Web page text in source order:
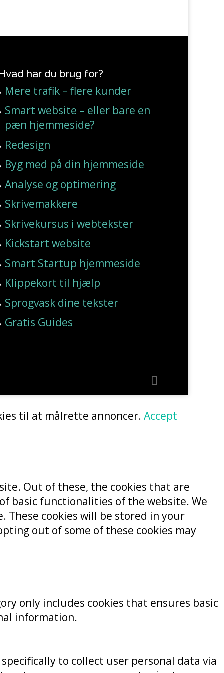
har du brug for?
Mere trafik – flere kunder
Smart website – eller bare en
pæn hjemmeside?
Redesign
Byg med på din hjemmeside
Analyse og optimering
Skrivemakkere
Skrivekursus i webtekster
Kickstart website
Smart Startup hjemmeside
Klippekort til hjælp
Sprogvask dine tekster
Gratis Guides
til at målrette annoncer. Accept
Out of these, the cookies that are
basic functionalities of the website. We
These cookies will be stored in your
out of some of these cookies may
only includes cookies that ensures basic
information.
to collect user personal data via